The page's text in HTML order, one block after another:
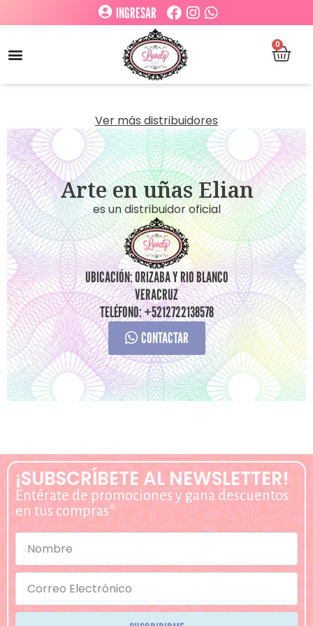
INGRESAR
0
Ver más distribuidores
Arte en uñas Elian
es un distribuidor oficial
UBICACIÓN: ORIZABA Y RIO BLANCO
VERACRUZ
TELÉFONO: +5212722138578
CONTACTAR
¡SUBSCRÍBETE AL NEWSLETTER!
Entérate de promociones y gana descuentos
en tus compras*